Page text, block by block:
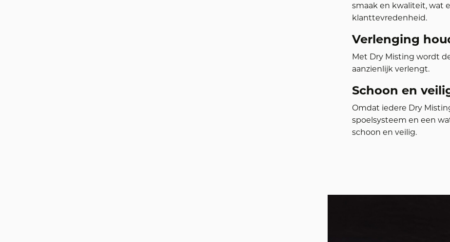
smaak en kwaliteit, wat
klanttevredenheid.
Verlenging
Met Dry Misting wordt
aanzienlijk verlengt.
Schoon en
Omdat iedere Dry
spoelsysteem en een
schoon en veilig.